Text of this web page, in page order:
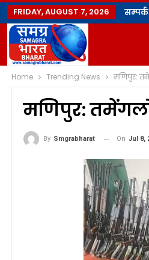
FRIDAY, AUGUST 7, 2026 सम्पर्क
Home Trending News मणिपुर:
मणिपुर:
By Smgrabharat On Jul 8,